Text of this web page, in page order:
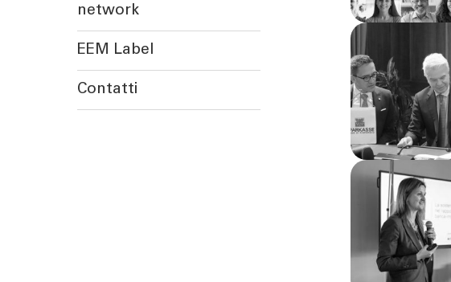
ATTUALITÀ
News | Eventi | Stories
Cybersecurity
network
EEM Label
Contatti